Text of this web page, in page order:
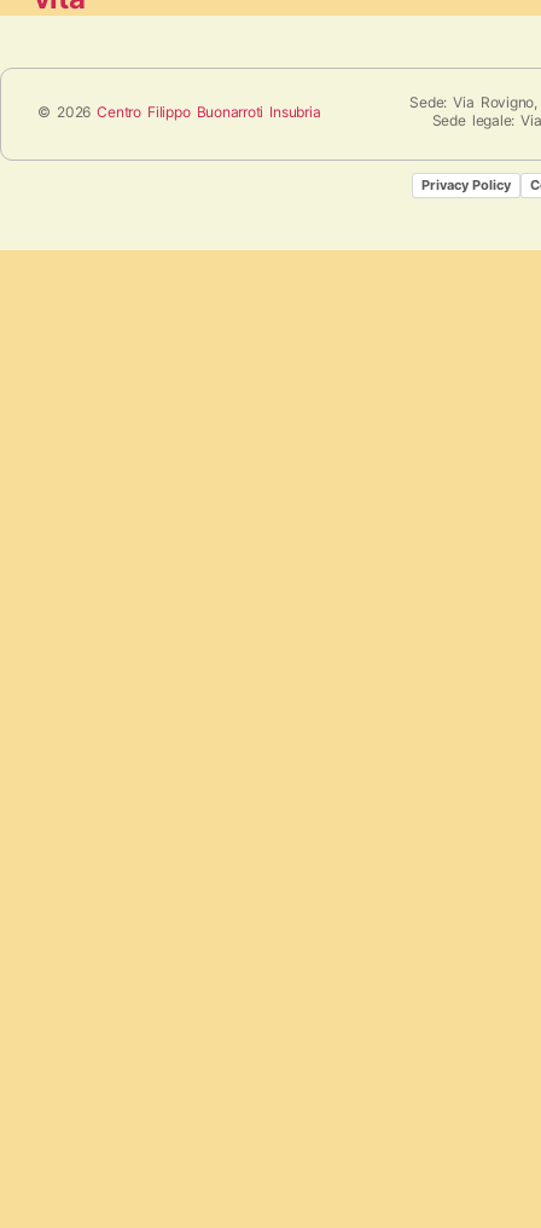
© 2026Centro Filippo Buonarroti Insubria
Sede: Via
Sede legale:
Privacy Policy